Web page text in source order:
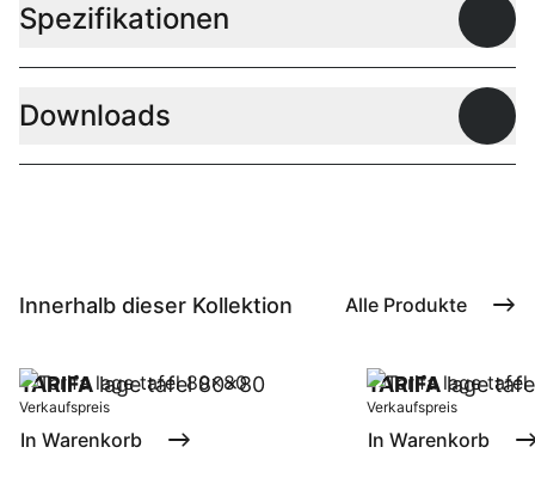
Spezifikationen
Downloads
Innerhalb dieser Kollektion Alle Produkte
TARIFAlage tafel 80x80
Verkaufspreis
In Warenkorb
TARIFAlage
Verkaufspreis
In Warenkorb